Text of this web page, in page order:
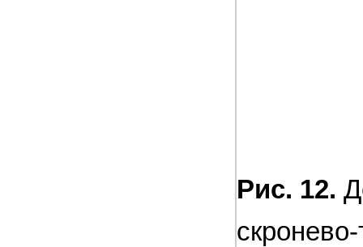
Рис. 12.
скронево-